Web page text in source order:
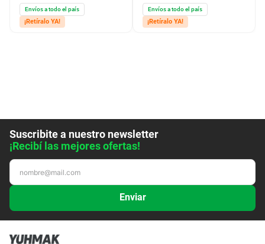
Apto Ruteo Interno
Envíos a todo el país
¡Retíralo YA!
6X11X2000 En Bolsita
CTarjeta
Envíos a todo el país
¡Retíralo YA!
Suscribite a nuestro newsletter
¡Recibí las mejores ofertas!
Enviar